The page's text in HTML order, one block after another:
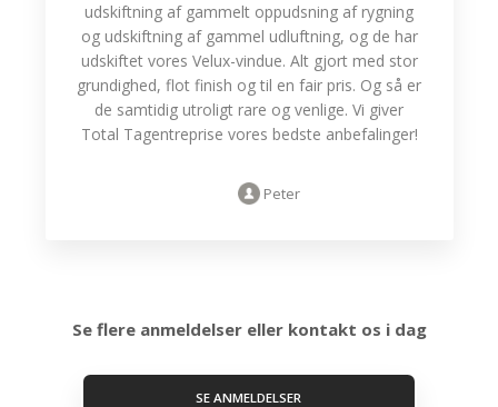
udskiftning af gammelt oppudsning af rygning
og udskiftning af gammel udluftning, og de har
udskiftet vores Velux-vindue. Alt gjort med stor
grundighed, flot finish og til en fair pris. Og så er
de samtidig utroligt rare og venlige. Vi giver
Total Tagentreprise vores bedste anbefalinger!
Peter
Se flere anmeldelser eller kontakt os i dag
SE ANMELDELSER